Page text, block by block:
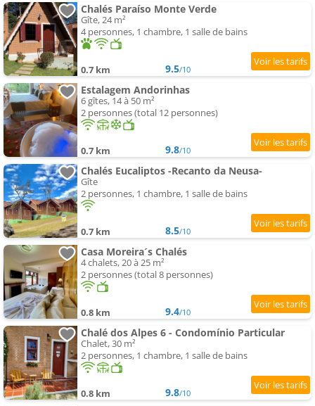
Chalés Paraíso Monte Verde
Gîte, 24 m²
4 personnes, 1 chambre, 1 salle de bains
0.7 km 9.5/10
Estalagem Andorinhas
6 gîtes, 14 à 50 m²
2 personnes (total 12 personnes)
0.7 km 9.8/10
Chalés Eucaliptos -Recanto da Neusa-
Gîte
2 personnes, 1 chambre, 1 salle de bains
0.7 km 8.5/10
Casa Moreira´s Chalés
4 chalets, 20 à 25 m²
2 personnes (total 8 personnes)
0.8 km 9.4/10
Chalé dos Alpes 6 - Condomínio Particular
Chalet, 30 m²
2 personnes, 1 chambre, 1 salle de bains
0.8 km 9.8/10